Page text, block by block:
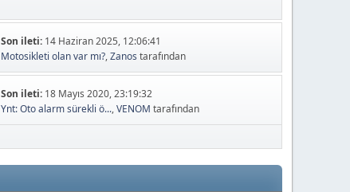
Son ileti: 14 Haziran 2025, 12:06:41
Motosikleti olan var mı?,Zanos tarafından
Son ileti: 18 Mayıs 2020, 23:19:32
Ynt: Oto alarm sürekli ö...,VENOM tarafından